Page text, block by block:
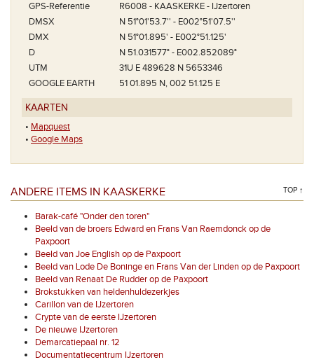
GPS-Referentie
R6008 - KAASKERKE - IJzertoren
DMSX
N 51°01'53.7'' - E002°51'07.5''
DMX
N 51°01.895' - E002°51.125'
D
N 51.031577° - E002.852089°
UTM
31U E 489628 N 5653346
GOOGLE EARTH
51 01.895 N, 002 51.125 E
KAARTEN
• Mapquest
• Google Maps
ANDERE ITEMS IN KAASKERKE TOP ↑
Barak-café "Onder den toren"
Beeld van de broers Edward en Frans Van Raemdonck op de
Paxpoort
Beeld van Joe English op de Paxpoort
Beeld van Lode De Boninge en Frans Van der Linden op de Paxpoort
Beeld van Renaat De Rudder op de Paxpoort
Brokstukken van heldenhuldezerkjes
Carillon van de IJzertoren
Crypte van de eerste IJzertoren
De nieuwe IJzertoren
Demarcatiepaal nr. 12
Documentatiecentrum IJzertoren